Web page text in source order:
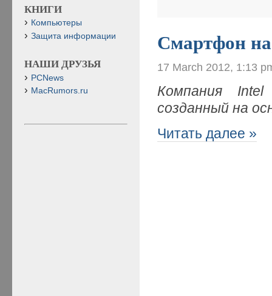
Смартфон
17 March 2012, 1:13
Компания
созданный на
Читать далее »
КНИГИ
Компьютеры
Защита информации
НАШИ ДРУЗЬЯ
PCNews
MacRumors.ru